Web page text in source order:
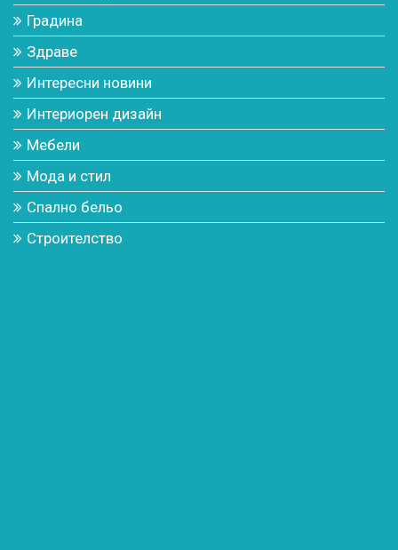
Градина
Здраве
Интересни новини
Интериорен дизайн
Мебели
Мода и стил
Спално бельо
Строителство